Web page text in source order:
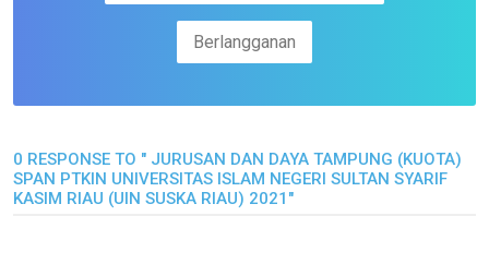
0 RESPONSE TO " JURUSAN DAN DAYA TAMPUNG (KUOTA)
SPAN PTKIN UNIVERSITAS ISLAM NEGERI SULTAN SYARIF
KASIM RIAU (UIN SUSKA RIAU) 2021"